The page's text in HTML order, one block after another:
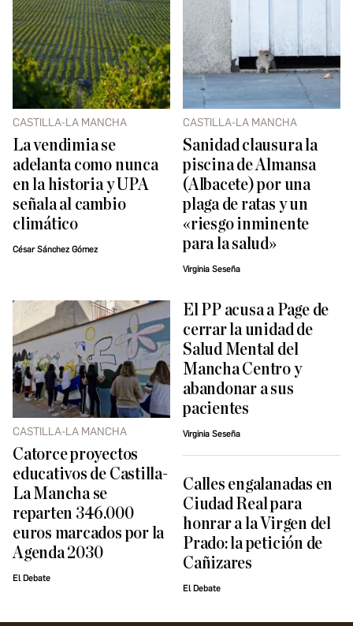
CASTILLA-LA MANCHA
La vendimia se
adelanta como nunca
en la historia y UPA
señala al cambio
climático
César Sánchez Gómez
CASTILLA-LA MANCHA
Sanidad clausura la
piscina de Almansa
(Albacete) por una
plaga de ratas y un
«riesgo inminente
para la salud»
Virginia Seseña
CASTILLA-LA MANCHA
Catorce proyectos
educativos de Castilla-
La Mancha se
reparten 346.000
euros marcados por la
Agenda 2030
El Debate
El PP acusa a Page de
cerrar la unidad de
Salud Mental del
Mancha Centro y
abandonar a sus
pacientes
Virginia Seseña
Calles engalanadas en
Ciudad Real para
honrar a la Virgen del
Prado: la petición de
Cañizares
El Debate